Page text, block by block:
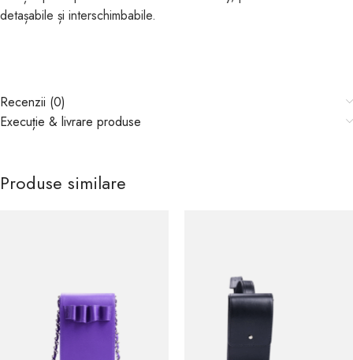
detașabile și interschimbabile.
Recenzii (0)
Execuție & livrare produse
Produse similare